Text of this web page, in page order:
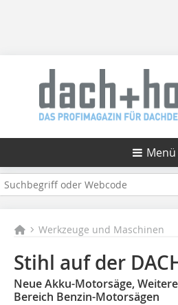
Menü
Werkzeuge und Maschinen
Stihl auf der
Neue Akku-Motorsäge,
Bereich Benzin-Motorsägen